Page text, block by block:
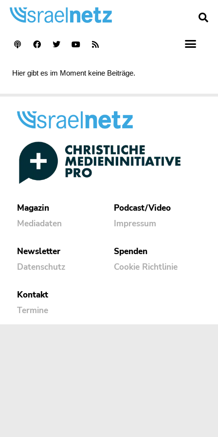
Hier gibt es im Moment keine Beiträge.
Magazin
Mediadaten
Podcast/Video
Impressum
Newsletter
Datenschutz
Spenden
Cookie Richtlinie
Kontakt
Termine